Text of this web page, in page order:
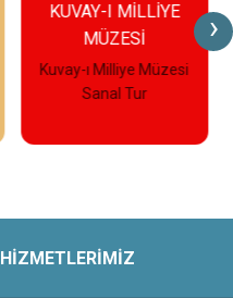
›
KUVAY-I MİLLİYE
MÜZESİ
Kuvay-ı Milliye Müzesi
Sanal Tur
HİZMETLERİMİZ